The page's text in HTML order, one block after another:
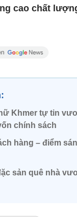
cao chất
Khmer tự tin
chính sách
hàng – điểm
sản quê nhà